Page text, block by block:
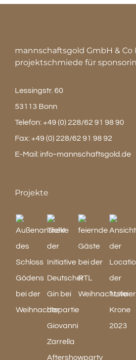
mannschaftsgold GmbH & Co
projektschmiede für
Lessingstr. 60
53113 Bonn
Telefon:+49 (0) 228/62 91 98 90
Fax:+49 (0) 228/62 91 98 92
E-Mail: info~mannschaftsgold.de
Projekte